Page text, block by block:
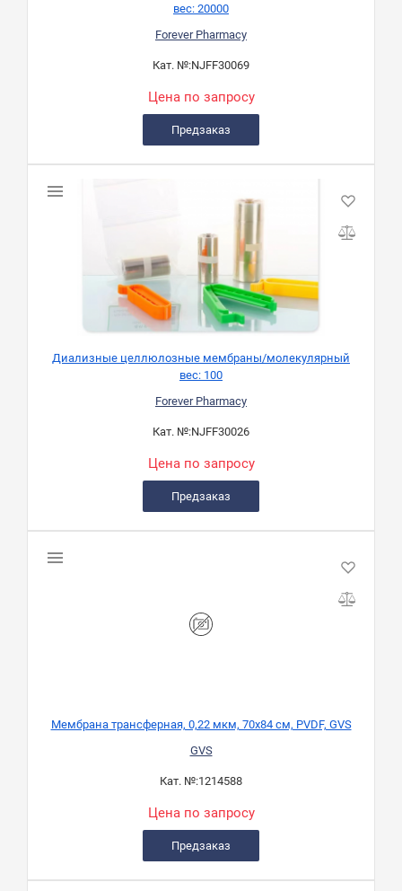
вес: 20000
Forever Pharmacy
Кат. №:NJFF30069
Цена по запросу
Предзаказ
Диализные целлюлозные мембраны/молекулярный
вес: 100
Forever Pharmacy
Кат. №:NJFF30026
Цена по запросу
Предзаказ
Мембрана трансферная, 0,22 мкм, 70x84 см, PVDF, GVS
GVS
Кат. №:1214588
Цена по запросу
Предзаказ